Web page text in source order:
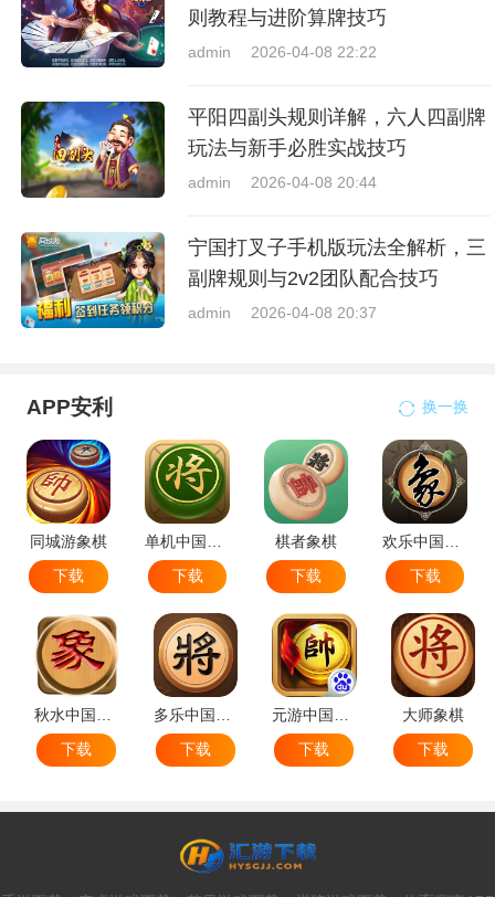
则教程与进阶算牌技巧
admin 2026-04-08 22:22
平阳四副头规则详解，六人四副牌
玩法与新手必胜实战技巧
admin 2026-04-08 20:44
宁国打叉子手机版玩法全解析，三
副牌规则与2v2团队配合技巧
admin 2026-04-08 20:37
APP安利 换一换
同城游象棋
下载
单机中国象棋
下载
棋者象棋
下载
欢乐中国象棋
下载
秋水中国象棋
下载
多乐中国象棋
下载
元游中国象棋
下载
大师象棋
下载